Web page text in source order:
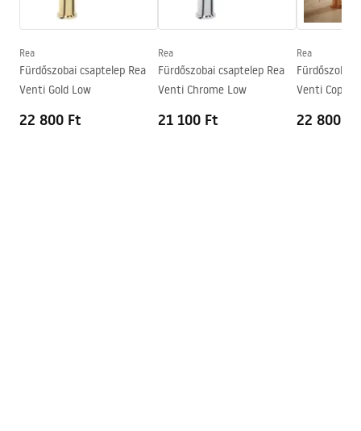
Bevonási technológia
PVD
Csatlakozás átmérője
Garancia
5 Év
faucet.pdf
Biztonsági információk
Safety_Information_Faucets.pdf
Rea
Fürdőszobai csaptelep Rea
Venti Gold Low
22 800 Ft
Rea
Fürdőszobai csaptelep Rea
Venti Chrome Low
21 100 Ft
Rea
Fürdőszobai
Venti Copper
22 800 Ft